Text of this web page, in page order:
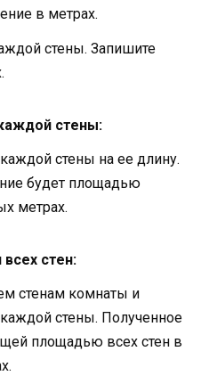
в метрах.
стены. Запишите
стены:
стены на ее длину.
будет площадью
метрах.
стен:
стенам комнаты и
стены. Полученное
площадью всех стен в